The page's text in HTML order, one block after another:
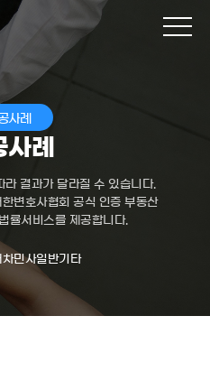
사례
례
라 결과가 달라질 수 있습니다.
변호사협회 공식 인증 부동산
률서비스를 제공합니다.
차민사일반기타